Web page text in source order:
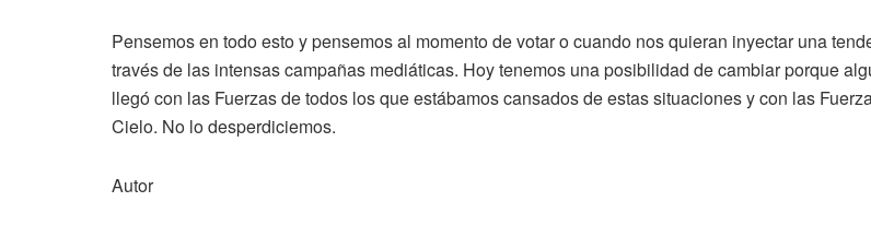
Pensemos en todo esto y pensemos al momento de votar o cuando nos quieran inyectar una
través de las intensas campañas mediáticas. Hoy tenemos una posibilidad de cambiar porque
llegó con las Fuerzas de todos los que estábamos cansados de estas situaciones y con las
Cielo. No lo desperdiciemos.
Autor